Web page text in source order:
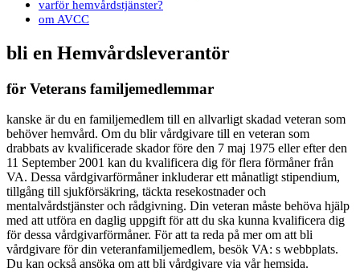
varför hemvårdstjänster?
om AVCC
bli en Hemvårdsleverantör
för Veterans familjemedlemmar
kanske är du en familjemedlem till en allvarligt skadad veteran som
behöver hemvård. Om du blir vårdgivare till en veteran som
drabbats av kvalificerade skador före den 7 maj 1975 eller efter den
11 September 2001 kan du kvalificera dig för flera förmåner från
VA. Dessa vårdgivarförmåner inkluderar ett månatligt stipendium,
tillgång till sjukförsäkring, täckta resekostnader och
mentalvårdstjänster och rådgivning. Din veteran måste behöva hjälp
med att utföra en daglig uppgift för att du ska kunna kvalificera dig
för dessa vårdgivarförmåner. För att ta reda på mer om att bli
vårdgivare för din veteranfamiljemedlem, besök VA: s webbplats.
Du kan också ansöka om att bli vårdgivare via vår hemsida.